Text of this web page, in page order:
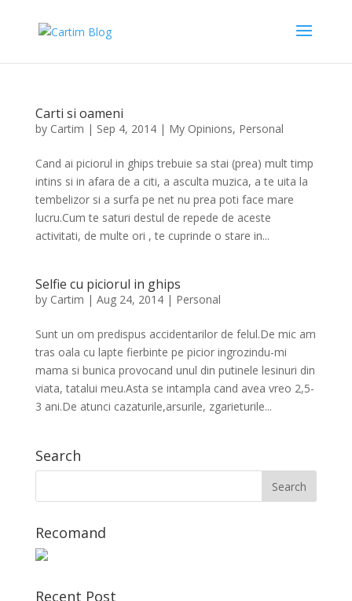
Carti si oameni
by Cartim | Sep 4, 2014| My Opinions, Personal
Cand ai piciorul in ghips trebuie sa stai (prea) mult timp
intins si in afara de a citi, a asculta muzica, a te uita la
tembelizor si a surfa pe net nu prea poti face mare
lucru.Cum te saturi destul de repede de aceste
activitati, de multe ori , te cuprinde o stare in...
Selfie cu piciorul in ghips
by Cartim | Aug 24, 2014| Personal
Sunt un om predispus accidentarilor de felul.De mic am
tras oala cu lapte fierbinte pe picior ingrozindu-mi
mama si bunica provocand unul din putinele lesinuri din
viata, tatalui meu.Asta se intampla cand avea vreo 2,5-
3 ani.De atunci cazaturile,arsurile, zgarieturile...
Search
Recomand
Recent Post